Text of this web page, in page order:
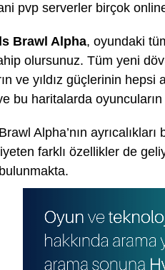
pvp serverler birçok
Brawl Alpha, oyundaki
olursunuz. Tüm yeni
ve yıldız güçlerinin hepsi
bu haritalarda oyuncuların
Alpha’nın
farklı özellikler de